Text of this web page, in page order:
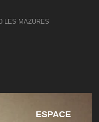
LES MAZURES
ESPACE